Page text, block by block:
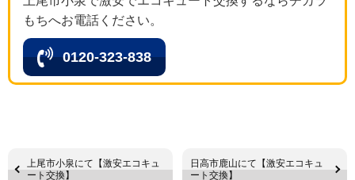
もちへお電話ください。
0120-323-838
上尾市小泉にて【激安エコキュ
ート交換】
日高市鹿山にて【激安エコキュ
ート交換】